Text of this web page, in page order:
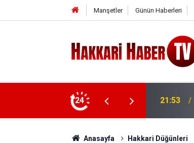
Manşetler Günün Haberleri
24
Hakkâri tek yürek oldu 20:52
Anasayfa Hakkari Düğünleri